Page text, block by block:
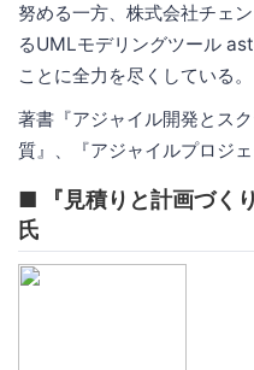
努める一方、株式会社チェ
るUMLモデリングツール
ことに全力を尽くしている。
著書『アジャイル開発とス
質』、『アジャイルプロジ
■ 『見積りと計画づく
氏